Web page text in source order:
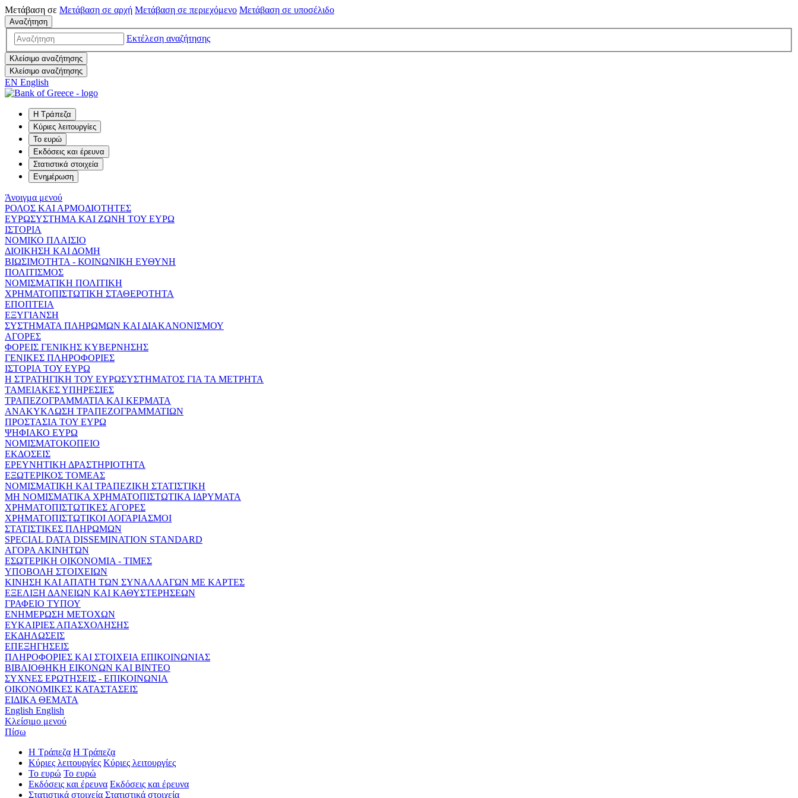
Μετάβαση σε Μετάβαση σε αρχή Μετάβαση σε περιεχόμενο Μετάβαση σε υποσέλιδο
Αναζήτηση
Εκτέλεση αναζήτησης
Κλείσιμο αναζήτησης
Κλείσιμο αναζήτησης
EN English
Η Τράπεζα
Κύριες λειτουργίες
Το ευρώ
Εκδόσεις και έρευνα
Στατιστικά στοιχεία
Ενημέρωση
Άνοιγμα μενού
ΡΟΛΟΣ ΚΑΙ ΑΡΜΟΔΙΟΤΗΤΕΣ
ΕΥΡΩΣΥΣΤΗΜΑ ΚΑΙ ΖΩΝΗ ΤΟΥ ΕΥΡΩ
ΙΣΤΟΡΙΑ
ΝΟΜΙΚΟ ΠΛΑΙΣΙΟ
ΔΙΟΙΚΗΣΗ ΚΑΙ ΔΟΜΗ
ΒΙΩΣΙΜΟΤΗΤΑ - ΚΟΙΝΩΝΙΚΗ ΕΥΘΥΝΗ
ΠΟΛΙΤΙΣΜΟΣ
ΝΟΜΙΣΜΑΤΙΚΗ ΠΟΛΙΤΙΚΗ
ΧΡΗΜΑΤΟΠΙΣΤΩΤΙΚΗ ΣΤΑΘΕΡΟΤΗΤΑ
ΕΠΟΠΤΕΙΑ
ΕΞΥΓΙΑΝΣΗ
ΣΥΣΤΗΜΑΤΑ ΠΛΗΡΩΜΩΝ ΚΑΙ ΔΙΑΚΑΝΟΝΙΣΜΟΥ
ΑΓΟΡΕΣ
ΦΟΡΕΙΣ ΓΕΝΙΚΗΣ ΚΥΒΕΡΝΗΣΗΣ
ΓΕΝΙΚΕΣ ΠΛΗΡΟΦΟΡΙΕΣ
ΙΣΤΟΡΙΑ ΤΟΥ ΕΥΡΩ
Η ΣΤΡΑΤΗΓΙΚΗ ΤΟΥ ΕΥΡΩΣΥΣΤΗΜΑΤΟΣ ΓΙΑ ΤΑ ΜΕΤΡΗΤΑ
ΤΑΜΕΙΑΚΕΣ ΥΠΗΡΕΣΙΕΣ
ΤΡΑΠΕΖΟΓΡΑΜΜΑΤΙΑ ΚΑΙ ΚΕΡΜΑΤΑ
ΑΝΑΚΥΚΛΩΣΗ ΤΡΑΠΕΖΟΓΡΑΜΜΑΤΙΩΝ
ΠΡΟΣΤΑΣΙΑ ΤΟΥ ΕΥΡΩ
ΨΗΦΙΑΚΟ ΕΥΡΩ
ΝΟΜΙΣΜΑΤΟΚΟΠΕΙΟ
ΕΚΔΟΣΕΙΣ
ΕΡΕΥΝΗΤΙΚΗ ΔΡΑΣΤΗΡΙΟΤΗΤΑ
ΕΞΩΤΕΡΙΚΟΣ ΤΟΜΕΑΣ
ΝΟΜΙΣΜΑΤΙΚΗ ΚΑΙ ΤΡΑΠΕΖΙΚΗ ΣΤΑΤΙΣΤΙΚΗ
ΜΗ ΝΟΜΙΣΜΑΤΙΚΑ ΧΡΗΜΑΤΟΠΙΣΤΩΤΙΚΑ ΙΔΡΥΜΑΤΑ
ΧΡΗΜΑΤΟΠΙΣΤΩΤΙΚΕΣ ΑΓΟΡΕΣ
ΧΡΗΜΑΤΟΠΙΣΤΩΤΙΚΟΙ ΛΟΓΑΡΙΑΣΜΟΙ
ΣΤΑΤΙΣΤΙΚΕΣ ΠΛΗΡΩΜΩΝ
SPECIAL DATA DISSEMINATION STANDARD
ΑΓΟΡΑ ΑΚΙΝΗΤΩΝ
ΕΣΩΤΕΡΙΚΗ ΟΙΚΟΝΟΜΙΑ - ΤΙΜΕΣ
ΥΠΟΒΟΛΗ ΣΤΟΙΧΕΙΩΝ
ΚΙΝΗΣΗ ΚΑΙ ΑΠΑΤΗ ΤΩΝ ΣΥΝΑΛΛΑΓΩΝ ΜΕ ΚΑΡΤΕΣ
ΕΞΕΛΙΞΗ ΔΑΝΕΙΩΝ ΚΑΙ ΚΑΘΥΣΤΕΡΗΣΕΩΝ
ΓΡΑΦΕΙΟ ΤΥΠΟΥ
ΕΝΗΜΕΡΩΣΗ ΜΕΤΟΧΩΝ
ΕΥΚΑΙΡΙΕΣ ΑΠΑΣΧΟΛΗΣΗΣ
ΕΚΔΗΛΩΣΕΙΣ
ΕΠΕΞΗΓΗΣΕΙΣ
ΠΛΗΡΟΦΟΡΙΕΣ ΚΑΙ ΣΤΟΙΧΕΙΑ ΕΠΙΚΟΙΝΩΝΙΑΣ
ΒΙΒΛΙΟΘΗΚΗ ΕΙΚΟΝΩΝ ΚΑΙ ΒΙΝΤΕΟ
ΣΥΧΝΕΣ ΕΡΩΤΗΣΕΙΣ - ΕΠΙΚΟΙΝΩΝΙΑ
ΟΙΚΟΝΟΜΙΚΕΣ ΚΑΤΑΣΤΑΣΕΙΣ
ΕΙΔΙΚΑ ΘΕΜΑΤΑ
English English
Κλείσιμο μενού
Πίσω
Η Τράπεζα Η Τράπεζα
Κύριες λειτουργίες Κύριες λειτουργίες
Το ευρώ Το ευρώ
Εκδόσεις και έρευνα Εκδόσεις και έρευνα
Στατιστικά στοιχεία Στατιστικά στοιχεία